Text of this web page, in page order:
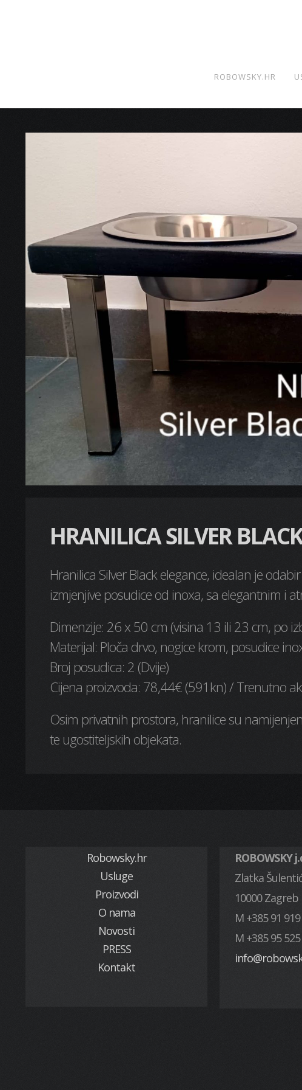
ROBOWSKY.HR
HRANILICA SILVER
Hranilica Silver Black elegance, idealan je
izmjenjive posudice od inoxa, sa elegantnim i
Dimenzije: 26 x 50 cm (visina 13 ili 23 cm, po
Materijal: Ploča drvo, nogice krom, posudice
Broj posudica: 2 (Dvije)
Cijena proizvoda: 78,44€ (591kn) / Trenutno
Osim privatnih prostora, hranilice su
te ugostiteljskih objekata.
Robowsky.hr
Usluge
Proizvodi
O nama
Novosti
PRESS
Kontakt
ROBOWSKY
Zlatka
10000 Zagreb
M +385 91
M +385 95